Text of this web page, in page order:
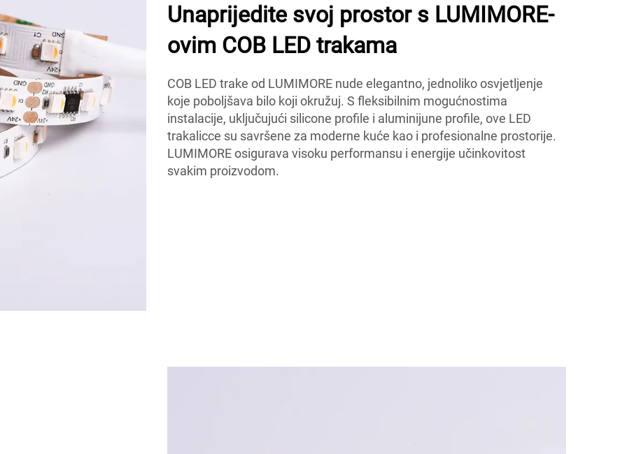
Unaprijedite svoj prostor s LUMIMORE-
ovim COB LED trakama
COB LED trake od LUMIMORE nude elegantno, jednoliko osvjetljenje
koje poboljšava bilo koji okružuj. S fleksibilnim mogućnostima
instalacije, uključujući silicone profile i aluminijune profile, ove LED
trakalicce su savršene za moderne kuće kao i profesionalne prostorije.
LUMIMORE osigurava visoku performansu i energije učinkovitost
svakim proizvodom.